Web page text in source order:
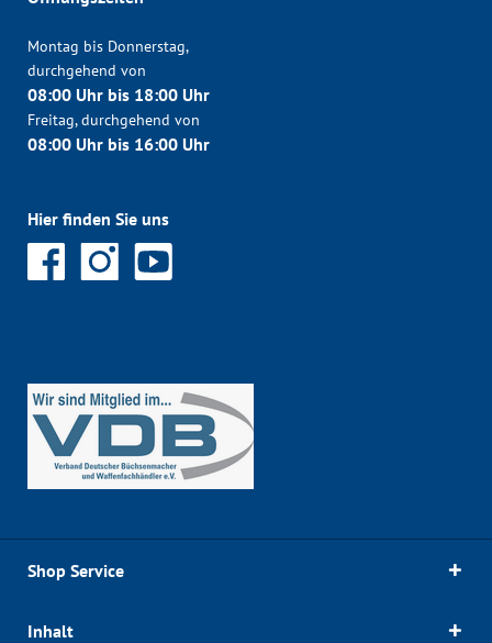
Montag bis Donnerstag,
durchgehend von
08:00 Uhr bis 18:00 Uhr
Freitag, durchgehend von
08:00 Uhr bis 16:00 Uhr
Hier finden Sie uns
Shop Service
Inhalt